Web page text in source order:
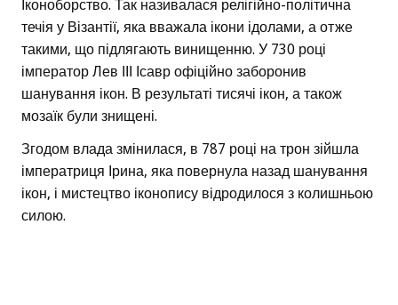
Іконоборство. Так називалася релігійно-політична
течія у Візантії, яка вважала ікони ідолами, а отже
такими, що підлягають винищенню. У 730 році
імператор Лев ІІІ Ісавр офіційно заборонив
шанування ікон. В результаті тисячі ікон, а також
мозаїк були знищені.
Згодом влада змінилася, в 787 році на трон зійшла
імператриця Ірина, яка повернула назад шанування
ікон, і мистецтво іконопису відродилося з колишньою
силою.